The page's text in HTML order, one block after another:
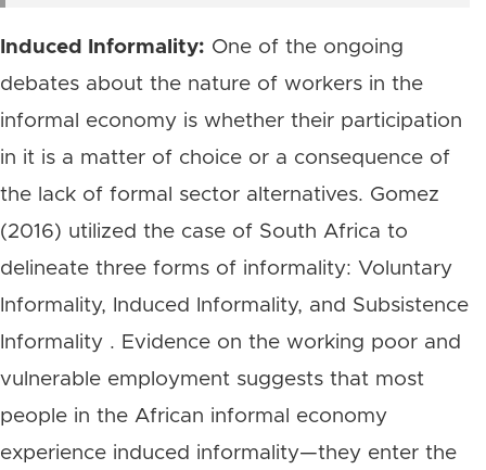
Induced Informality: One of the ongoing
debates about the nature of workers in the
informal economy is whether their participation
in it is a matter of choice or a consequence of
the lack of formal sector alternatives. Gomez
(2016) utilized the case of South Africa to
delineate three forms of informality: Voluntary
Informality, Induced Informality, and Subsistence
Informality . Evidence on the working poor and
vulnerable employment suggests that most
people in the African informal economy
experience induced informality—they enter the